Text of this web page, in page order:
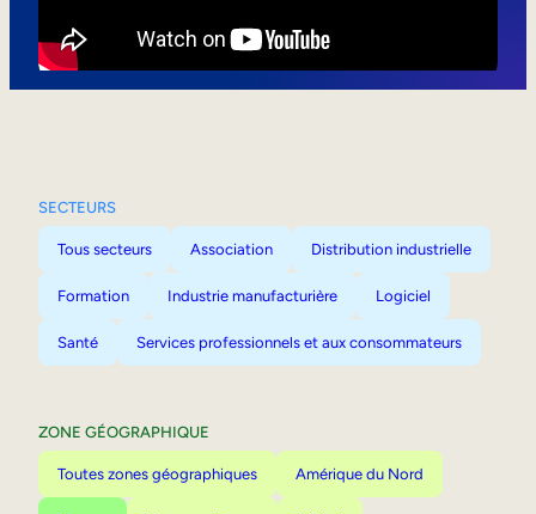
SECTEURS
Tous secteurs Association Distribution industrielle
Formation Industrie manufacturière Logiciel
Santé Services professionnels et aux consommateurs
ZONE GÉOGRAPHIQUE
Toutes zones géographiques Amérique du Nord